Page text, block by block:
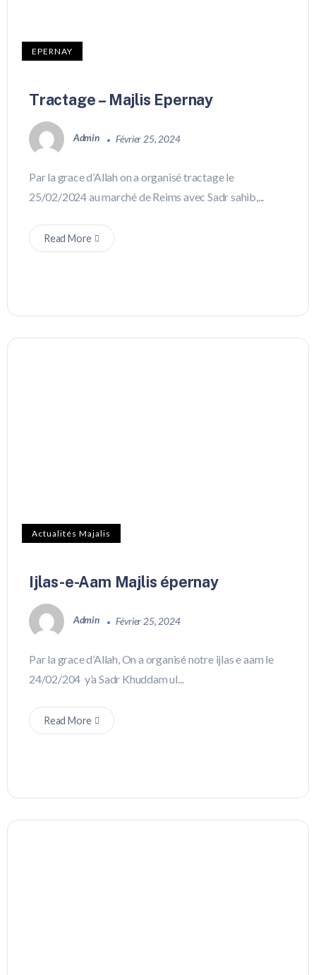
EPERNAY
Tractage – Majlis Epernay
Admin Février 25, 2024
Par la grace d’Allah on a organisé tractage le
25/02/2024 au marché de Reims avec Sadr sahib,...
Read More
Actualités Majalis
Ijlas-e-Aam Majlis épernay
Admin Février 25, 2024
Par la grace d’Allah, On a organisé notre ijlas e aam le
24/02/204 y’a Sadr Khuddam ul...
Read More